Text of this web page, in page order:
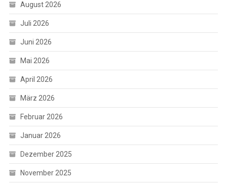
August 2026
Juli 2026
Juni 2026
Mai 2026
April 2026
März 2026
Februar 2026
Januar 2026
Dezember 2025
November 2025